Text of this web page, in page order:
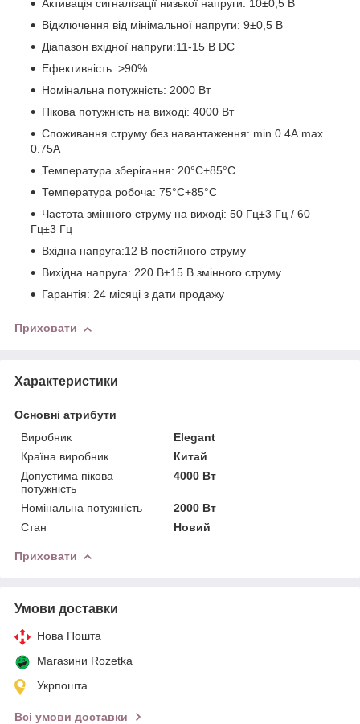
Активація сигналізації низької напруги: 10±0,5 В
Відключення від мінімальної напруги: 9±0,5 В
Діапазон вхідної напруги:11-15 В DC
Ефективність: >90%
Номінальна потужність: 2000 Вт
Пікова потужність на виході: 4000 Вт
Споживання струму без навантаження: min 0.4А max
0.75А
Температура зберігання: 20°C+85°C
Температура робоча: 75°C+85°C
Частота змінного струму на виході: 50 Гц±3 Гц / 60
Гц±3 Гц
Вхідна напруга:12 В постійного струму
Вихідна напруга: 220 В±15 В змінного струму
Гарантія: 24 місяці з дати продажу
Приховати
Характеристики
Основні атрибути
Виробник
Elegant
Країна виробник
Китай
Допустима пікова
потужність
4000 Вт
Номінальна потужність
2000 Вт
Стан
Новий
Приховати
Умови доставки
Нова Пошта
Магазини Rozetka
Укрпошта
Всі умови доставки